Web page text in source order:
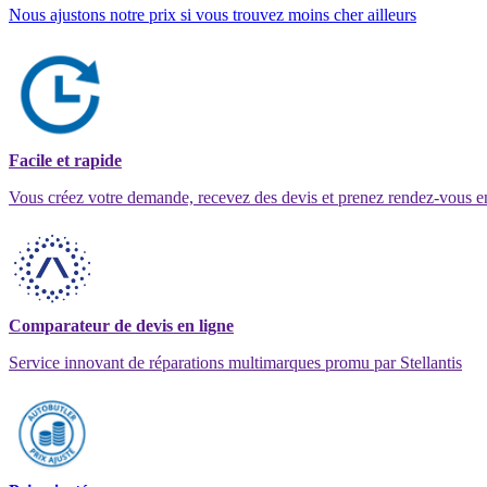
Nous ajustons notre prix si vous trouvez moins cher ailleurs
Facile et rapide
Vous créez votre demande, recevez des devis et prenez rendez-vous
Comparateur de devis en ligne
Service innovant de réparations multimarques promu par Stellantis